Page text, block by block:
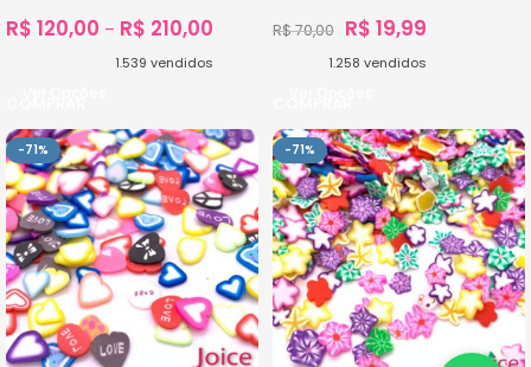
R$ 120,00 – R$ 210,00
1.539 vendidos
R$70,00 R$ 19,99
1.258 vendidos
-71% -71%